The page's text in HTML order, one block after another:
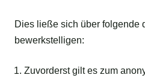
Dies ließe sich über folgende
bewerkstelligen:
Zuvorderst gilt es zum